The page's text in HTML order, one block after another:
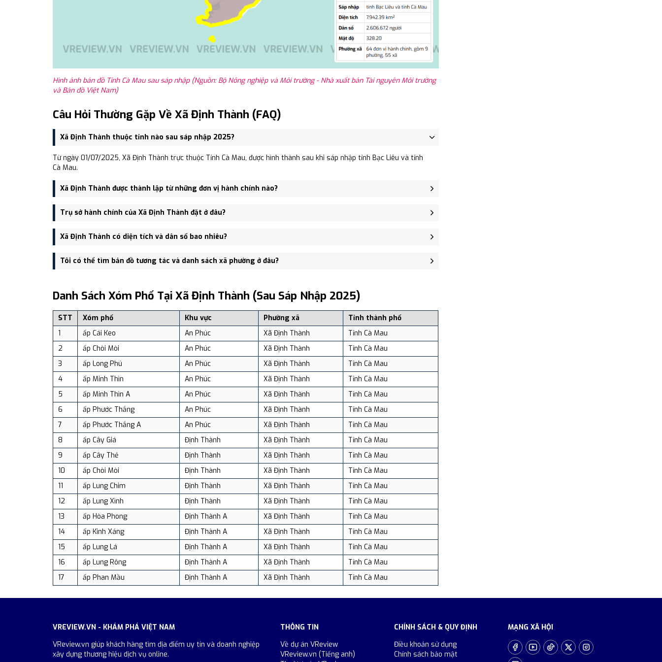
Hình ảnh bản đồ Tỉnh Cà Mau sau sáp nhập (Nguồn: Bộ Nông nghiệp và Môi trường - Nhà xuất bản Tài nguyên Môi trường
và Bản đồ Việt Nam)
Câu Hỏi Thường Gặp Về Xã Định Thành (FAQ)
Xã Định Thành thuộc tỉnh nào sau sáp nhập 2025?
Từ ngày 01/07/2025, Xã Định Thành trực thuộc Tỉnh Cà Mau, được hình thành sau khi sáp nhập tỉnh Bạc Liêu và tỉnh
Cà Mau.
Xã Định Thành được thành lập từ những đơn vị hành chính nào?
Xã Định Thành được thành lập trên cơ sở sáp nhập Xã An Phúc, Xã Định Thành A, Xã Định Thành.
Trụ sở hành chính của Xã Định Thành đặt ở đâu?
Trụ sở hành chính mới của Xã Định Thành đặt tại đang cập nhật - trung tâm khu vực thuận tiện giao thông.
Xã Định Thành có diện tích và dân số bao nhiêu?
Xã Định Thành có Diện tích: 31.58 km², Dân số: 13,056 người, Mật độ dân số: Khoảng 413.43 người/km²
Tôi có thể tìm bản đồ tương tác và danh sách xã phường ở đâu?
dịch vụ và du lịch uy tín tại Việt Nam.
Danh Sách Xóm Phố Tại Xã Định Thành (sau Sáp Nhập 2025)
STT Xóm phố Khu vực Phường xã
Tỉnh thành phố
1
ấp Cái Keo An Phúc Xã Định Thành
Tỉnh Cà Mau
2
ấp Chòi Mòi An Phúc Xã Định Thành
Tỉnh Cà Mau
3
ấp Long Phú An Phúc Xã Định Thành
Tỉnh Cà Mau
4
ấp Minh Thìn An Phúc Xã Định Thành
Tỉnh Cà Mau
5
ấp Minh Thìn A An Phúc Xã Định Thành
Tỉnh Cà Mau
6
ấp Phước Thắng An Phúc Xã Định Thành
Tỉnh Cà Mau
7
ấp Phước Thắng A An Phúc Xã Định Thành
Tỉnh Cà Mau
8
ấp Cây Giá Định Thành Xã Định Thành
Tỉnh Cà Mau
9
ấp Cây Thẻ Định Thành Xã Định Thành
Tỉnh Cà Mau
10
ấp Chòi Mòi Định Thành Xã Định Thành
Tỉnh Cà Mau
11
ấp Lung Chim Định Thành Xã Định Thành
Tỉnh Cà Mau
12
ấp Lung Xình Định Thành Xã Định Thành
Tỉnh Cà Mau
13
ấp Hòa Phong Định Thành A Xã Định Thành
Tỉnh Cà Mau
14
ấp Kinh Xáng Định Thành A Xã Định Thành
Tỉnh Cà Mau
15
ấp Lung Lá Định Thành A Xã Định Thành
Tỉnh Cà Mau
16
ấp Lung Rông Định Thành A Xã Định Thành
Tỉnh Cà Mau
17
ấp Phan Mầu Định Thành A Xã Định Thành Tỉnh Cà Mau
VREVIEW.VN - KHÁM PHÁ VIỆT NAM
VReview.vn giúp khách hàng tìm địa điểm uy tín và doanh nghiệp
xây dựng thương hiệu dịch vụ online.
THÔNG TIN
Về dự án VReview
VReview.vn (Tiếng anh)
CHÍNH SÁCH & QUY ĐỊNH
Điều khoản sử dụng
Chính sách bảo mật
MẠNG XÃ HỘI